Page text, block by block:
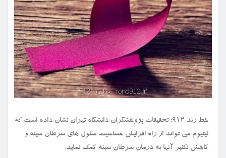
خط رند ۹۱۲: تحقیقات پژوهشگران دانشگاه تهران نشان داده است که
لیتیوم می تواند از راه افزایش حساسیت سلول های سرطان سینه و
کاهش تکثیر آنها به درمان سرطان سینه کمک نماید.